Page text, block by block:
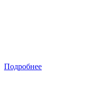
Подробнее